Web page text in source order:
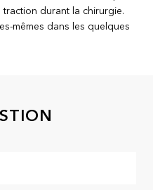
traction durant la chirurgie.
mêmes dans les quelques